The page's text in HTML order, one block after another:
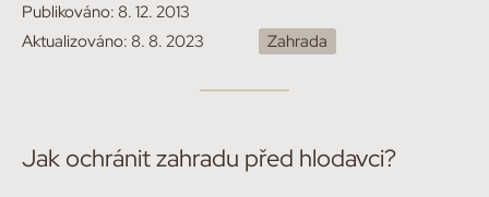
Publikováno: 8. 12. 2013
Aktualizováno: 8. 8. 2023 Zahrada
Jak ochránit zahradu před hlodavci?